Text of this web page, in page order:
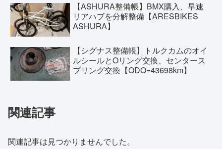
【ASHURA整備帳】BMX購入、早速
リアハブを分解整備【ARESBIKES
ASHURA】
【シグナス整備帳】トルクカムのオイ
ルシールとOリング交換、センタース
プリング交換【ODO=43698km】
関連記事
関連記事は見つかりませんでした。